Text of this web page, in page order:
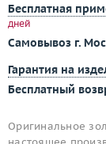
Бесплатная
дней
Самовывоз г.
Гарантия на
Бесплатный
Оригинальное